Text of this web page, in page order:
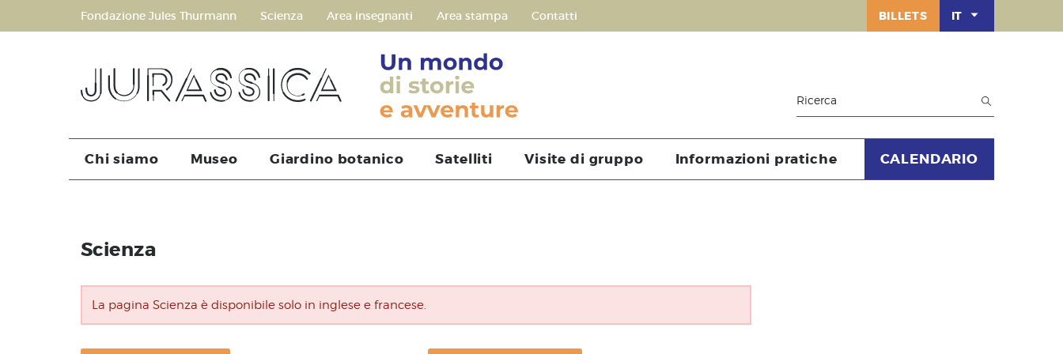
Fondazione Jules Thurmann Scienza Area insegnanti Area stampa Contatti IT
BILLETS
Chi siamo Museo Giardino botanico Satelliti Visite di gruppo Informazioni pratiche CALENDARIO
Scienza
La pagina Scienza è disponibile solo in inglese e francese.